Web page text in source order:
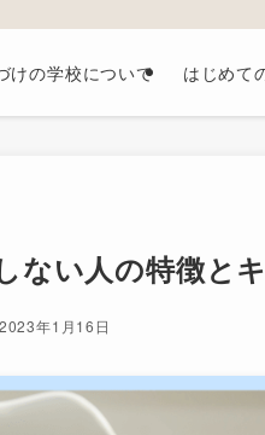
けの学校について はじめて
ない人の特徴と
2023年1月16日